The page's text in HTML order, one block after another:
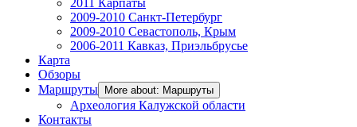
2011 Карпаты
2009-2010 Санкт-Петербург
2009-2010 Севастополь, Крым
2006-2011 Кавказ, Приэльбрусье
Карта
Обзоры
Маршруты
More about: Маршруты
Археология Калужской области
Контакты